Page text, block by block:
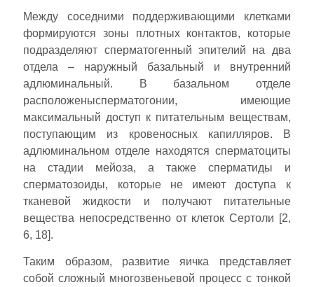
Между соседними поддерживающими клетками
формируются зоны плотных контактов, которые
подразделяют сперматогенный эпителий на два
отдела – наружный базальный и внутренний
адлюминальный. В базальном отделе
расположенысперматогонии, имеющие
максимальный доступ к питательным веществам,
поступающим из кровеносных капилляров. В
адлюминальном отделе находятся сперматоциты
на стадии мейоза, а также сперматиды и
сперматозоиды, которые не имеют доступа к
тканевой жидкости и получают питательные
вещества непосредственно от клеток Сертоли [2,
6, 18].
Таким образом, развитие яичка представляет
собой сложный многозвеньевой процесс с тонкой